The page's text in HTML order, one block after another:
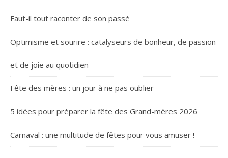
Faut-il tout raconter de son passé
Optimisme et sourire : catalyseurs de bonheur, de passion
et de joie au quotidien
Fête des mères : un jour à ne pas oublier
5 idées pour préparer la fête des Grand-mères 2026
Carnaval : une multitude de fêtes pour vous amuser !